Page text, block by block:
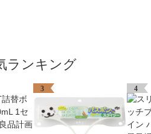
ランキング
3 4